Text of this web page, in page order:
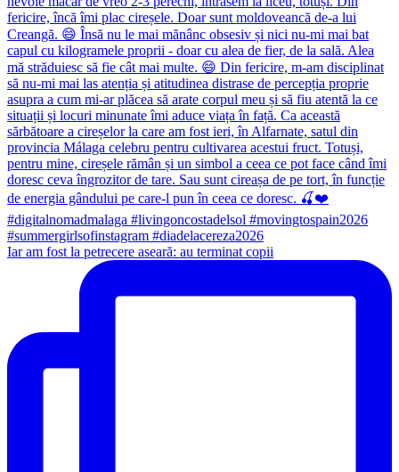
Iar am fost la petrecere aseară: au terminat copii